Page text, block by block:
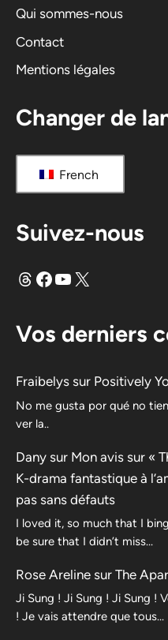
i
e
:
Qui sommes-nous
Contact
Mentions légales
Changer de
French
Suivez-nous
FilsFacebook
YouTube
X
Vos derniers
Fraibelys sur Positively
No me gusta por qué no
ver la..
Dany sur Mon avis sur «
K-drama fantastique à
pas sans défauts
I loved it, so much that I
be sure that I didn’t miss…
Rose Areline sur The
Ji Sung ! Ji Sung ! Ji Sung !
! Je vais attendre que tous…